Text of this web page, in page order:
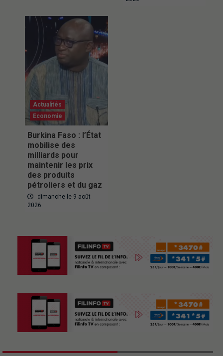
Actualités
Economie
Burkina Faso : l’État
mobilise des
milliards pour
maintenir les prix
des produits
pétroliers et du gaz
dimanche le 9 août
2026